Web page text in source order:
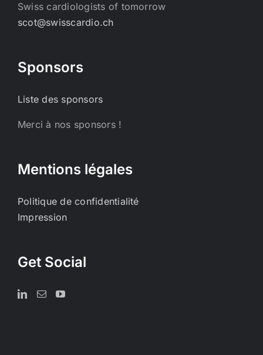
Swiss cardiologists of tomorrow
scot@swisscardio.ch
Sponsors
Liste des sponsors
Merci à nos sponsors !
Mentions légales
Politique de confidentialité
Impression
Get Social